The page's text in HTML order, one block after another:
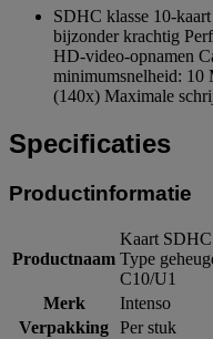
SDHC klasse 10-
bijzonder krachtig
HD-video-opnamen
minimumsnelheid: 10
(140x) Maximale
Specificaties
Productinformatie
Productnaam
Kaart
Type
C10/U1
Merk
Intenso
Verpakking Per stuk